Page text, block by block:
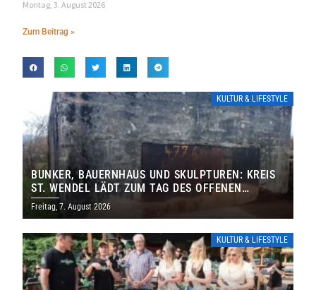
Montag, 3. August 2026
Zum Beitrag »
KULTUR & LIFESTYLE
BUNKER, BAUERNHAUS UND SKULPTUREN: KREIS
ST. WENDEL LÄDT ZUM TAG DES OFFENEN
DENKMALS EIN
Freitag, 7. August 2026
KULTUR & LIFESTYLE